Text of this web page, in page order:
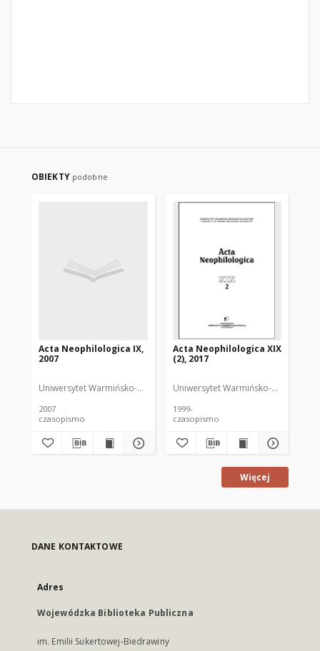
OBIEKTY podobne
Acta Neophilologica IX,
2007
Uniwersytet Warmińsko-Mazurski
2007
czasopismo
Acta Neophilologica XIX
(2), 2017
Uniwersytet Warmińsko-Mazurski
1999-
czasopismo
Więcej
DANE KONTAKTOWE
Adres
Wojewódzka Biblioteka Publiczna
im. Emilii Sukertowej-Biedrawiny